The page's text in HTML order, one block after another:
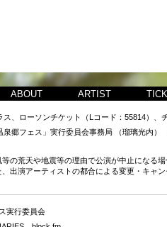
ABOUT ARTIST
ス、ローソンチケット（Lコード：55814）、
泉郷フェス」実行委員会事務局 （瑠璃光内
等の荒天や地震等の理由で公演が中止になる
、出演アーティストの都合による変更・キャ
実行委員会